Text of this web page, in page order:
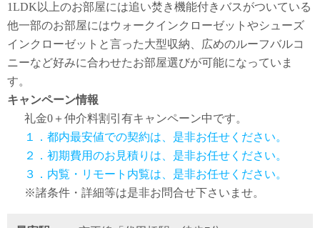
1LDK以上のお部屋には追い焚き機能付きバスがついている
他一部のお部屋にはウォークインクローゼットやシューズ
インクローゼットと言った大型収納、広めのルーフバルコ
ニーなど好みに合わせたお部屋選びが可能になっていま
す。
キャンペーン情報
礼金0 ＋仲介料割引有キャンペーン中です。
１．都内最安値での契約は、是非お任せください。
２．初期費用のお見積りは、是非お任せください。
３．内覧・リモート内覧は、是非お任せください。
※諸条件・詳細等は是非お問合せ下さいませ。